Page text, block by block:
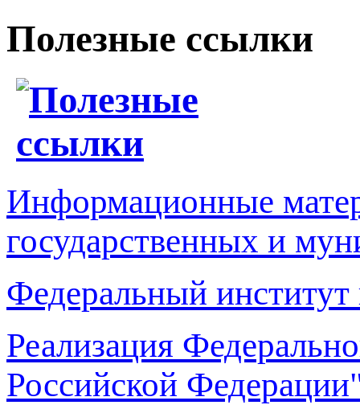
Полезные ссылки
Информационные
государственных и
Федеральный институт
Реализация
Российской